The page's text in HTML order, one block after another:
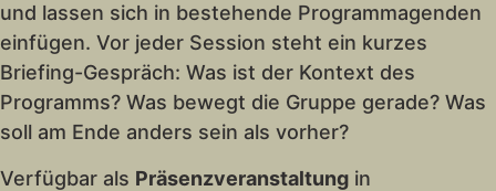
und lassen sich in bestehende Programmagenden
einfügen. Vor jeder Session steht ein kurzes
Briefing-Gespräch: Was ist der Kontext des
Programms? Was bewegt die Gruppe gerade? Was
soll am Ende anders sein als vorher?
Verfügbar als Präsenzveranstaltung in